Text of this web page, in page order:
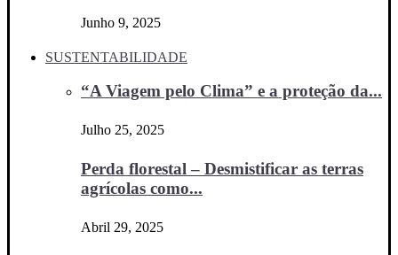
Junho 9, 2025
SUSTENTABILIDADE
“A Viagem pelo Clima” e a proteção da...
Julho 25, 2025
Perda florestal – Desmistificar as terras
agrícolas como...
Abril 29, 2025